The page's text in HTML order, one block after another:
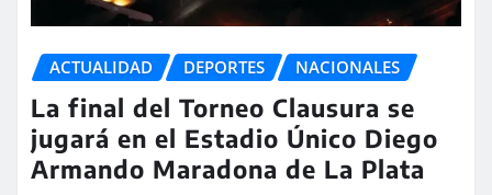
ACTUALIDAD DEPORTES NACIONALES
La final del Torneo Clausura se
jugará en el Estadio Único Diego
Armando Maradona de La Plata